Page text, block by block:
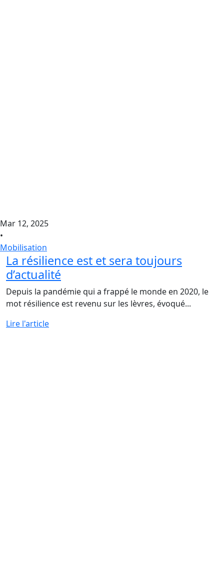
Mar 12, 2025
•
Mobilisation
La résilience est et sera toujours
d’actualité
Depuis la pandémie qui a frappé le monde en 2020, le
mot résilience est revenu sur les lèvres, évoqué...
Lire l'article